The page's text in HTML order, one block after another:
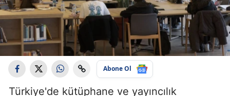
Abone Ol
Türkiye'de kütüphane ve yayıncılık